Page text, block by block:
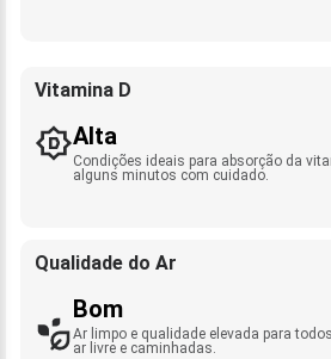
Vitamina D
Alta
Condições ideais para absorção da
alguns minutos com cuidado.
Qualidade do Ar
Bom
Ar limpo e qualidade elevada para
ar livre e caminhadas.